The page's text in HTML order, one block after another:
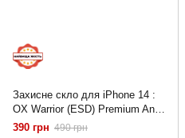
Захисне скло для iPhone 14 :
OX Warrior (ESD) Premium Anti-
Static
390 грн 490 грн